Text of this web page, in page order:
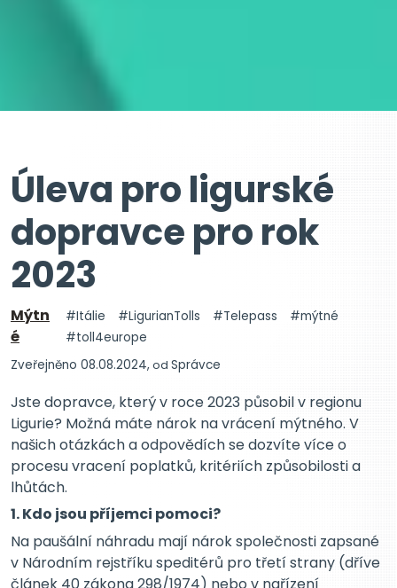
Úleva pro ligurské
dopravce pro rok
2023
Mýtn
é
Itálie LigurianTolls Telepass
mýtné
toll4europe
Zveřejněno 08.08.2024,od Správce
Jste dopravce, který v roce 2023 působil v regionu
Ligurie? Možná máte nárok na vrácení mýtného. V
našich otázkách a odpovědích se dozvíte více o
procesu vracení poplatků, kritériích způsobilosti a
lhůtách.
1. Kdo jsou příjemci pomoci?
Na paušální náhradu mají nárok společnosti zapsané
v Národním rejstříku speditérů pro třetí strany (dříve
článek 40 zákona 298/1974) nebo v nařízení